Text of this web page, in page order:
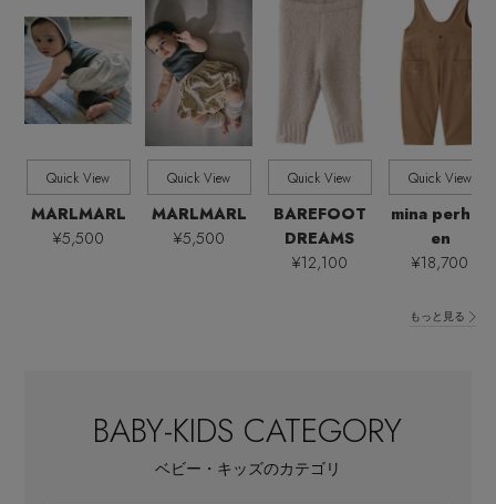
POP UPがスタート
COLOR 全てのカラー
SIZE 全てのサイズ
すべて
価格 全ての価格
Quick View
MARLMARL
¥5,500
Quick View
MARLMARL
¥5,500
Quick View
BAREFOOT
DREAMS
¥12,100
Quick View
mina perhon
en
¥18,700
もっと見る
BABY-KIDS CATEGORY
ベビー・キッズのカテゴリ